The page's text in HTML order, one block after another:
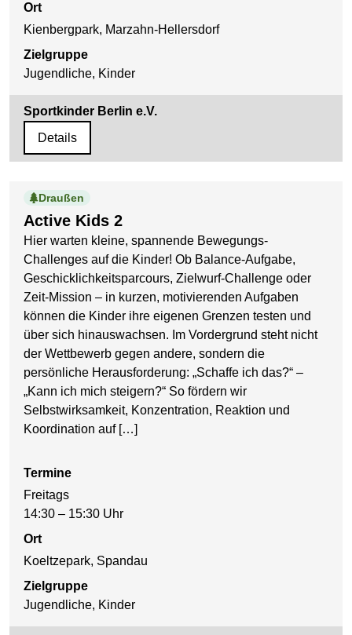
Ort
Kienbergpark, Marzahn-Hellersdorf
Zielgruppe
Jugendliche, Kinder
Sportkinder Berlin e.V.
Details
Active Kids 2
Draußen
Hier warten kleine, spannende Bewegungs-
Challenges auf die Kinder! Ob Balance-Aufgabe,
Geschicklichkeitsparcours, Zielwurf-Challenge oder
Zeit-Mission – in kurzen, motivierenden Aufgaben
können die Kinder ihre eigenen Grenzen testen und
über sich hinauswachsen. Im Vordergrund steht nicht
der Wettbewerb gegen andere, sondern die
persönliche Herausforderung: „Schaffe ich das?“ –
„Kann ich mich steigern?“ So fördern wir
Selbstwirksamkeit, Konzentration, Reaktion und
Koordination auf […]
Termine
Freitags
14:30 – 15:30 Uhr
Ort
Koeltzepark, Spandau
Zielgruppe
Jugendliche, Kinder